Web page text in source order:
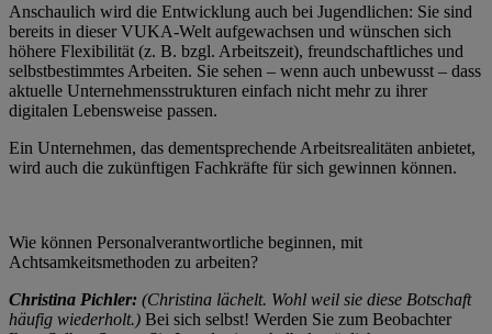
Anschaulich wird die Entwicklung auch bei Jugendlichen: Sie sind
bereits in dieser VUKA-Welt aufgewachsen und wünschen sich
höhere Flexibilität (z. B. bzgl. Arbeitszeit), freundschaftliches und
selbstbestimmtes Arbeiten. Sie sehen – wenn auch unbewusst – dass
aktuelle Unternehmensstrukturen einfach nicht mehr zu ihrer
digitalen Lebensweise passen.
Ein Unternehmen, das dementsprechende Arbeitsrealitäten anbietet,
wird auch die zukünftigen Fachkräfte für sich gewinnen können.
Wie können Personalverantwortliche beginnen, mit
Achtsamkeitsmethoden zu arbeiten?
Christina Pichler: (Christina lächelt. Wohl weil sie diese Botschaft
häufig wiederholt.) Bei sich selbst! Werden Sie zum Beobachter